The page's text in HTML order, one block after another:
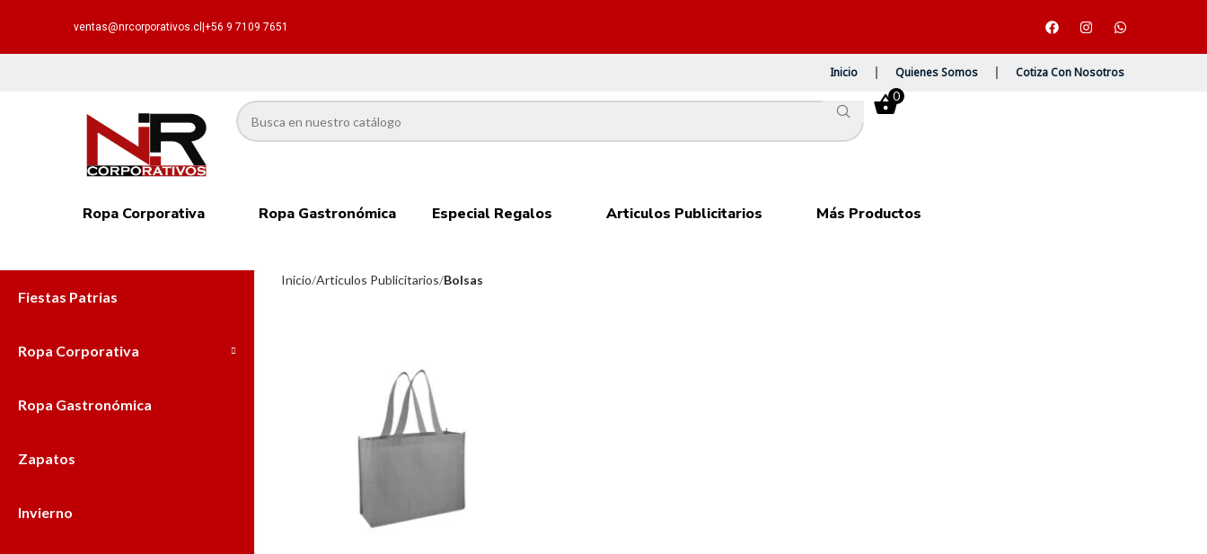
ventas@nrcorporativos.cl |+56 9 7109 7651
Inicio Quienes Somos Cotiza Con Nosotros
0
Ropa Corporativa Ropa Gastronómica Especial Regalos Articulos Publicitarios Más Productos
Fiestas Patrias
Ropa Corporativa
Ropa Gastronómica
Zapatos
Invierno
Inicio Articulos Publicitarios Bolsas